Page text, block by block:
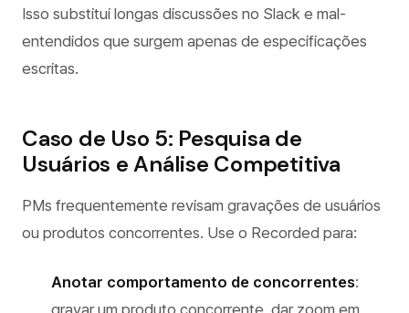
Isso substitui longas discussões no Slack e mal-
entendidos que surgem apenas de especificações
escritas.
Caso de Uso 5: Pesquisa de
Usuários e Análise Competitiva
PMs frequentemente revisam gravações de usuários
ou produtos concorrentes. Use o Recorded para:
Anotar comportamento de concorrentes:
gravar um produto concorrente, dar zoom em